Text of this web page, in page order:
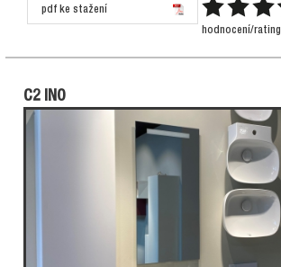
pdf ke stažení
hodnocení/rating
C2 INO